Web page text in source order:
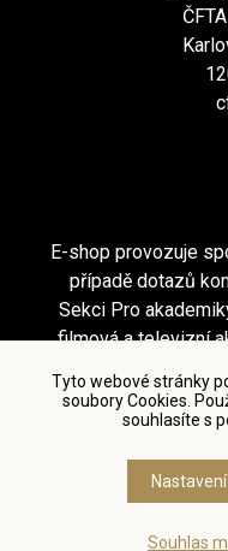
Tyto webové stránky
soubory Cookies.
souhlasíte s
Nastavení
Souhlas
E-shop provozuje
případě dotazů
Sekci Pro
filmová a televizní
Podmínky užití a